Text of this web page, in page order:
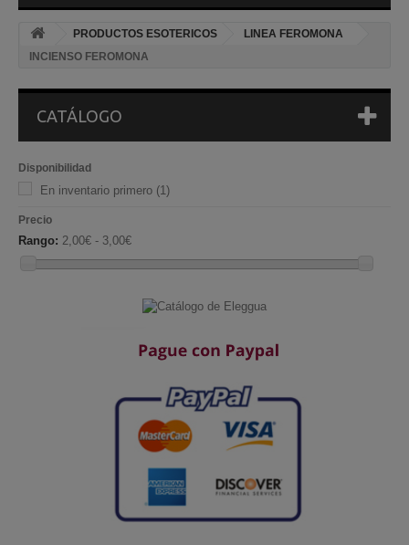
PRODUCTOS ESOTERICOS
LINEA FEROMONA
INCIENSO FEROMONA
CATÁLOGO
Disponibilidad
En inventario primero (1)
Precio
Rango: 2,00€ - 3,00€